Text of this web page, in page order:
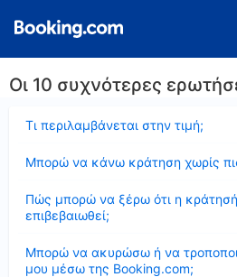
Οι 10 συχνότερες
Τι περιλαμβάνεται στην τιμή;
Μπορώ να κάνω κράτηση χωρίς
Πώς μπορώ να ξέρω ότι η κράτησή
επιβεβαιωθεί;
Μπορώ να ακυρώσω ή να
μου μέσω της Booking.com;